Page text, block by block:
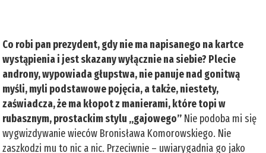
Co robi pan prezydent, gdy nie ma napisanego na kartce
wystąpienia i jest skazany wyłącznie na siebie? Plecie
androny, wypowiada głupstwa, nie panuje nad gonitwą
myśli, myli podstawowe pojęcia, a także, niestety,
zaświadcza, że ma kłopot z manierami, które topi w
rubasznym, prostackim stylu „gajowego” Nie podoba mi się
wygwizdywanie wieców Bronisława Komorowskiego. Nie
zaszkodzi mu to nic a nic. Przeciwnie – uwiarygadnia go jako